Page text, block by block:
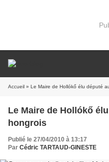
Accueil » Le Maire de Hollókő élu député
Le Maire de Hollókő
hongrois
Publié le 27/04/2010 à 13:17
Par Cédric TARTAUD-GINESTE